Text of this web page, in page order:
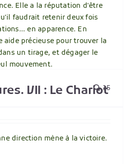
Elle a la réputation d'être
faudrait retenir deux fois
en apparence. En
aide précieuse pour trouver la
un tirage, et dégager le
mouvement.
15
VII : Le Chariot
direction mène à la victoire.